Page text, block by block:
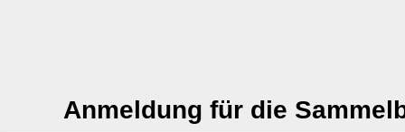
Anmeldung für die